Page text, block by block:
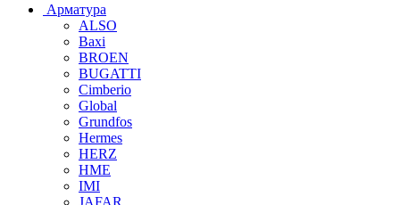
Арматура
ALSO
Baxi
BROEN
BUGATTI
Cimberio
Global
Grundfos
Hermes
HERZ
HME
IMI
JAFAR